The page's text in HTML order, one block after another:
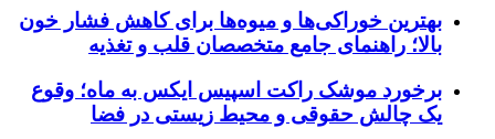
بهترین خوراکی‌ها و میوه‌ها برای کاهش فشار خون
بالا؛ راهنمای جامع متخصصان قلب و تغذیه
برخورد موشک راکت اسپیس ایکس به ماه؛ وقوع
یک چالش حقوقی و محیط زیستی در فضا